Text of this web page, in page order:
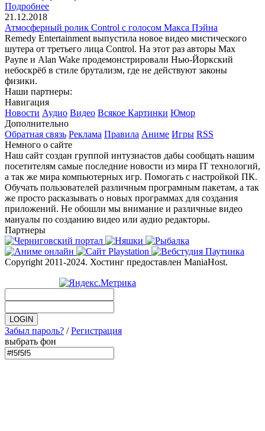
Подробнее
21.12.2018
Атмосферный ролик Control с голосом Макса Пэйна
Remedy Entertainment выпустила новое видео мистического
шутера от третьего лица Control. На этот раз авторы Max
Payne и Alan Wake продемонстрировали Нью-Йоркский
небоскрёб в стиле брутализм, где не действуют законы
физики.
Наши партнеры:
Навигация
Новости Аудио Видео Всякое Картинки Юмор
Дополнительно
Обратная связь Реклама Правила Аниме Игры RSS
Немного о сайте
Наш сайт создан группой интузиастов дабы сообщать нашим
посетителям самые последние новости из мира IT технологий,
а так же мира компьютерных игр. Помогать с настройкой ПК.
Обучать пользователей различным програмным пакетам, а так
же просто расказывать о новых программах для создания
приложений. Не обошли мы внимание и различные видео
мануалы по созданию видео или аудио редакторы.
Партнеры
Copyright 2011-2024. Хостинг предоставлен ManiaHost.
Забыл пароль? /Регистрация
выбрать фон